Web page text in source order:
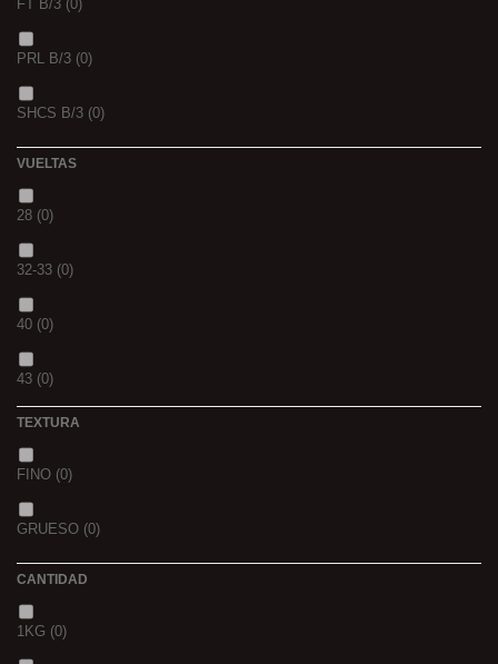
PIÑA
SCOPEX
TUTTI
FRESA
MIEL(0)
OCEAN LIVER
GOLDEN X
FT B/3 (0)
PRL B/3 (0)
SHCS B/3 (0)
VUELTAS
28 (0)
32-33 (0)
40 (0)
43 (0)
TEXTURA
FINO (0)
GRUESO (0)
CANTIDAD
1KG (0)